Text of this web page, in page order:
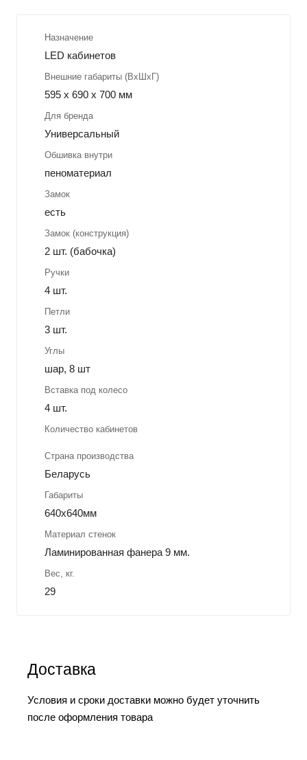
Назначение
LED кабинетов
Внешние габариты (ВхШхГ)
595 x 690 x 700 мм
Для бренда
Универсальный
Обшивка внутри
пеноматериал
Замок
есть
Замок (конструкция)
2 шт. (бабочка)
Ручки
4 шт.
Петли
3 шт.
Углы
шар, 8 шт
Вставка под колесо
4 шт.
Количество кабинетов
Страна производства
Беларусь
Габариты
640x640мм
Материал стенок
Ламинированная фанера 9 мм.
Вес, кг.
29
Доставка
Условия и сроки доставки можно будет уточнить
после оформления товара